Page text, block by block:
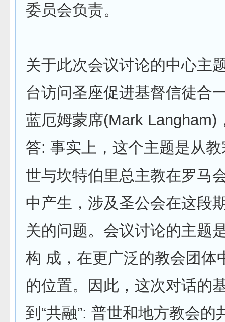
委员会负责。
关于此次会议讨论的中心主
台访问圣座促进基督信徒合
蓝厄姆蒙席(Mark Langham)
答: 事实上，这个主题是从
世与坎特伯里总主教在罗马
中产生，涉及圣公会在这段
关的问题。会议讨论的主题
构 成，在更广泛的教会团体
的位置。因此，这次对话的
到“共融”: 普世和地方教会的